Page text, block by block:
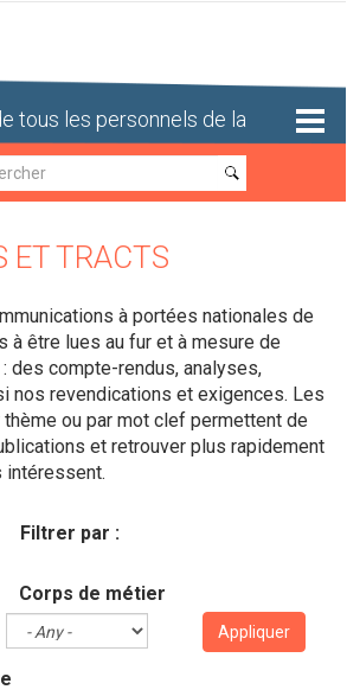
tous les personnels de la
Recherche
ET TRACTS
à portées nationales de
à être lues au fur et à mesure de
: des compte-rendus, analyses,
nos revendications et exigences. Les
ou par mot clef permettent de
et retrouver plus rapidement
intéressent.
Filtrer par :
Corps de métier
Appliquer